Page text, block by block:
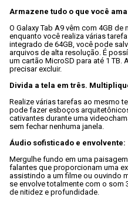
Armazene tudo o que você
O Galaxy Tab A9 vêm com 4GB
enquanto você realiza várias
integrado de 64GB, você pode
arquivos de alta resolução. É
um cartão MicroSD para até 1 TB.
precisar excluir.
Divida a tela em três.
Realize várias tarefas ao mesmo
pode fazer esboços
cativantes durante uma
sem fechar nenhuma janela.
Áudio sofisticado e envolvente:
Mergulhe fundo em uma
falantes que proporcionam uma
assistindo a um filme ou ouvindo
se envolve totalmente com o som
de nitidez e profundidade.